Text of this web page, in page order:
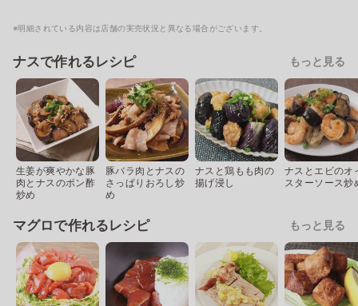
※明細されている内容は店舗の実売状況と異なる場合がございます。
ナスで作れるレシピ もっと見る
生姜が爽やかな豚
肉とナスのポン酢
炒め
豚バラ肉とナスの
さっぱりおろし炒
め
ナスと鶏もも肉の
揚げ浸し
ナスとエビのオ
スターソース炒
マグロで作れるレシピ もっと見る